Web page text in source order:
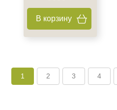
В корзину
1 2 3 4